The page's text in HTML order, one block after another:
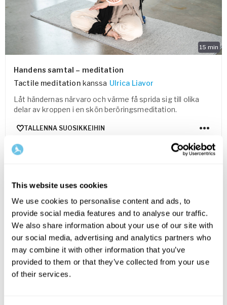
This website uses cookies
We use cookies to personalise content and ads, to
provide social media features and to analyse our traffic.
We also share information about your use of our site with
our social media, advertising and analytics partners who
may combine it with other information that you’ve
provided to them or that they’ve collected from your use
of their services.
15 min
Handens samtal – meditation
Tactile meditation kanssa Ulrica Liavor
Låt händernas närvaro och värme få sprida sig till olika
delar av kroppen i en skön beröringsmeditation.
TALLENNA SUOSIKKEIHIN
15min